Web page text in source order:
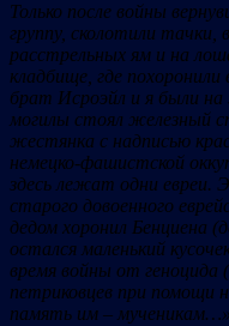
Только после войны
группу, сколотили тачки,
расстрельных ям и на
кладбище, где
брат Исроэйл и я были на
могилы стоял железный
жестянка с надписью
немецко-фашистской
здесь лежат одни
старого довоенного
дедом хоронил Бенциена
остался маленький
время войны от геноцида
петриковцев при помощи
память им – мученикам…»